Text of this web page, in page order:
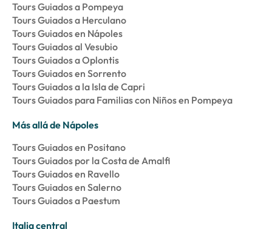
Tours Guiados a Pompeya
Tours Guiados a Herculano
Tours Guiados en Nápoles
Tours Guiados al Vesubio
Tours Guiados a Oplontis
Tours Guiados en Sorrento
Tours Guiados a la Isla de Capri
Tours Guiados para Familias con Niños en Pompeya
Más allá de Nápoles
Tours Guiados en Positano
Tours Guiados por la Costa de Amalfi
Tours Guiados en Ravello
Tours Guiados en Salerno
Tours Guiados a Paestum
Italia central